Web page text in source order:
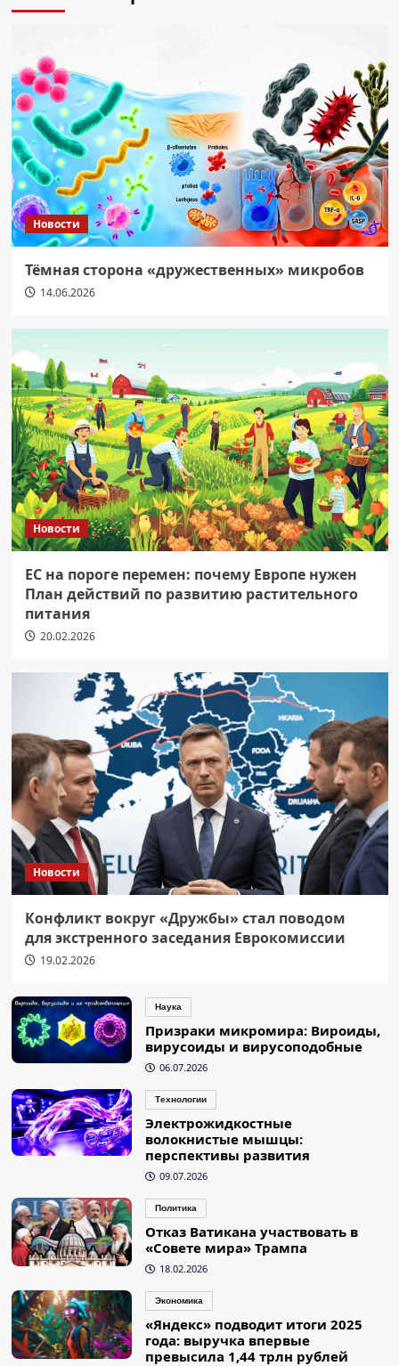
Новости
Тёмная сторона «дружественных» микробов
14.06.2026
Новости
ЕС на пороге перемен: почему Европе нужен
План действий по развитию растительного
питания
20.02.2026
Новости
Конфликт вокруг «Дружбы» стал поводом
для экстренного заседания Еврокомиссии
19.02.2026
Наука
Призраки микромира: Вироиды,
вирусоиды и вирусоподобные
06.07.2026
Технологии
Электрожидкостные
волокнистые мышцы:
перспективы развития
09.07.2026
Политика
Отказ Ватикана участвовать в
«Совете мира» Трампа
18.02.2026
Экономика
«Яндекс» подводит итоги 2025
года: выручка впервые
превысила 1,44 трлн рублей